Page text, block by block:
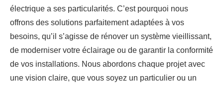
électrique a ses particularités. C’est pourquoi nous
offrons des solutions parfaitement adaptées à vos
besoins, qu’il s’agisse de rénover un système vieillissant,
de moderniser votre éclairage ou de garantir la conformité
de vos installations. Nous abordons chaque projet avec
une vision claire, que vous soyez un particulier ou un